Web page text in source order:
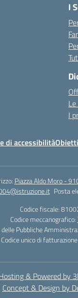
I
I
di accessibilità
Piazza Aldo Moro -
Posta
Codice fiscale:
Codice meccanografico:
delle Pubbliche
Codice unico di
& Powered by
Concept & Design by